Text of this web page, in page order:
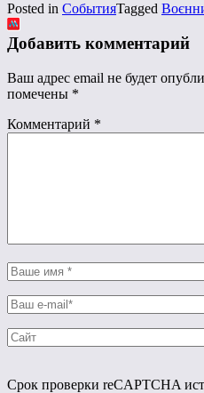
Posted in СобытияTagged
Добавить комментарий
Ваш адрес email не будет
помечены *
Комментарий *
Срок проверки reCAPTCHA